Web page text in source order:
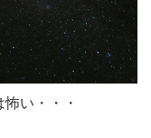
い・・・